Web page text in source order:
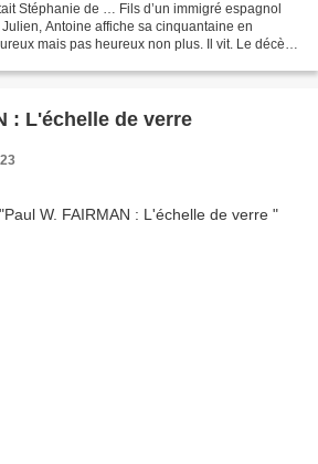
Stéphanie de … Fils d’un immigré espagnol
Antoine affiche sa cinquantaine en
mais pas heureux non plus. Il vit. Le décès
: L'échelle de verre